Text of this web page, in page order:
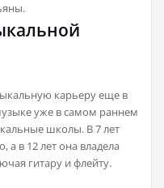
карьеру еще в
уже в самом раннем
школы. В 7 лет
а в 12 лет она владела
гитару и флейту.